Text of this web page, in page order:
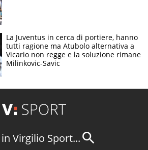
La Juventus in cerca di portiere, hanno
tutti ragione ma Atubolo alternativa a
Vicario non regge e la soluzione rimane
Milinkovic-Savic
Virgilio Sport...